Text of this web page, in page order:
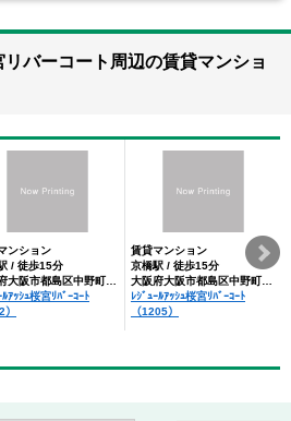
バーコート周辺の賃貸マンショ
ンション
/ 徒歩15分
大阪府大阪市都島区中野町４丁目
ﾙｱｯｼｭ桜宮ﾘﾊﾞｰｺｰﾄ
）
賃貸マンション
京橋駅 / 徒歩15分
大阪府大阪市都島区中野町４丁目
ﾚｼﾞｭｰﾙｱｯｼｭ桜宮ﾘﾊﾞｰｺｰﾄ
（1205）